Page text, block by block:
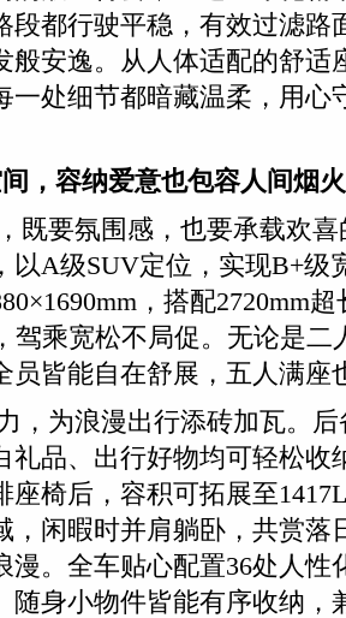
段都行驶平稳，有效过滤路
般安逸。从人体适配的舒适
一处细节都暗藏温柔，用心
，容纳爱意也包容人间烟火
既要氛围感，也要承载欢
以A级SUV定位，实现B+级
，搭配2720mm
驾乘宽松不局促。无论是二
员皆能自在舒展，五人满座
，为浪漫出行添砖加瓦。
礼品、出行好物均可轻松收
座椅后，容积可拓展至
，闲暇时并肩躺卧，共赏落
漫。全车贴心配置36处人性
随身小物件皆能有序收纳，